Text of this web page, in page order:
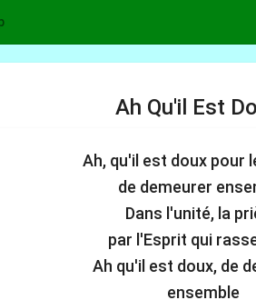
Ah Qu'il Est
Ah, qu'il est doux pour
de demeurer
Dans l'unité, la
par l'Esprit qui
Ah qu'il est doux, de
ensemble